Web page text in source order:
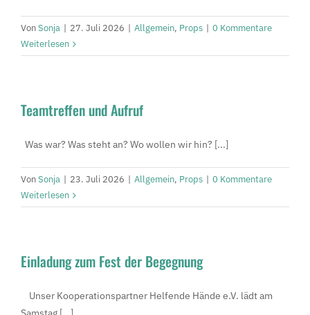
VonSonja | 27. Juli 2026 | Allgemein, Props | 0 Kommentare
Weiterlesen
Teamtreffen und Aufruf
Was war? Was steht an? Wo wollen wir hin? [...]
VonSonja | 23. Juli 2026 | Allgemein, Props | 0 Kommentare
Weiterlesen
Einladung zum Fest der Begegnung
Unser Kooperationspartner Helfende Hände e.V. lädt am